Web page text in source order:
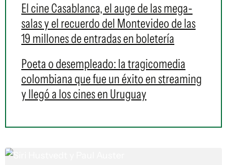
El cine Casablanca, el auge de las mega-
salas y el recuerdo del Montevideo de las
19 millones de entradas en boletería
Poeta o desempleado: la tragicomedia
colombiana que fue un éxito en streaming
y llegó a los cines en Uruguay